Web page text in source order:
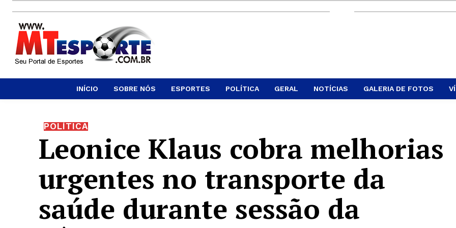
INÍCIO SOBRE NÓS ESPORTES POLÍTICA GERAL NOTÍCIAS GALERIA DE FOTOS
POLÍTICA
Leonice Klaus cobra melhorias
urgentes no transporte da
saúde durante sessão da